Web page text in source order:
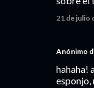
21 de julio
Anónimo
hahaha!
esponjo,